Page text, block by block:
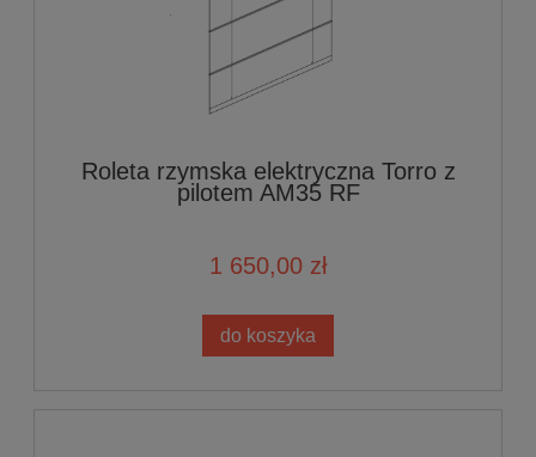
Roleta rzymska elektryczna Torro z
pilotem AM35 RF
1 650,00 zł
do koszyka